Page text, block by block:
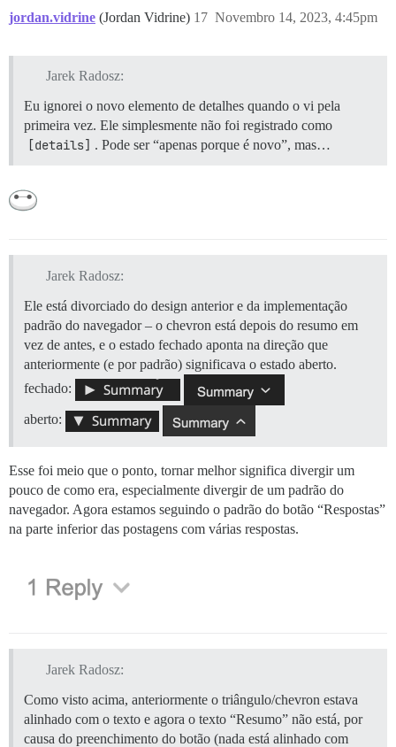
jordan.vidrine (Jordan Vidrine) Novembro 14, 2023, 4:45pm
17
Jarek Radosz:
Eu ignorei o novo elemento de detalhes quando o vi pela
primeira vez. Ele simplesmente não foi registrado como
[details] . Pode ser “apenas porque é novo”, mas…
Jarek Radosz:
Ele está divorciado do design anterior e da implementação
padrão do navegador – o chevron está depois do resumo em
vez de antes, e o estado fechado aponta na direção que
anteriormente (e por padrão) significava o estado aberto.
fechado:
aberto:
Esse foi meio que o ponto, tornar melhor significa divergir um
pouco de como era, especialmente divergir de um padrão do
navegador. Agora estamos seguindo o padrão do botão “Respostas”
na parte inferior das postagens com várias respostas.
Jarek Radosz:
Como visto acima, anteriormente o triângulo/chevron estava
alinhado com o texto e agora o texto “Resumo” não está, por
causa do preenchimento do botão (nada está alinhado com